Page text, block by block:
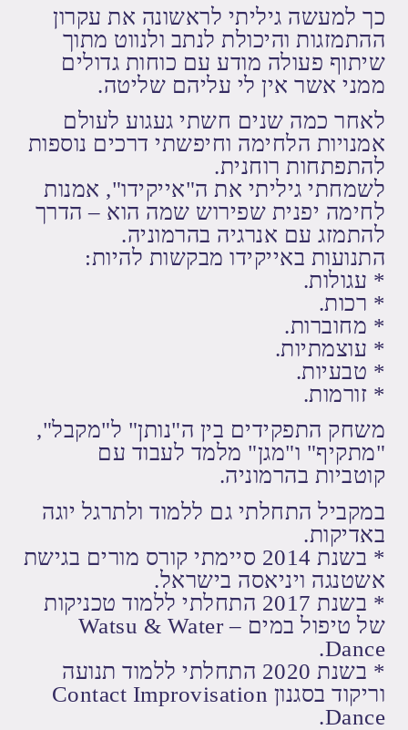
כך למעשה גיליתי לראשונה את עקרון
ההתמזגות והיכולת לנתב ולנווט מתוך
שיתוף פעולה מודע עם כוחות גדולים
ממני אשר אין לי עליהם שליטה.
לאחר כמה שנים חשתי געגוע לעולם
אמנויות הלחימה וחיפשתי דרכים נוספות
להתפתחות רוחנית.
לשמחתי גיליתי את ה"אייקידו", אמנות
לחימה יפנית שפירוש שמה הוא – הדרך
להתמזג עם אנרגיה בהרמוניה.
התנועות באייקידו מבקשות להיות:
* עגולות.
* רכות.
* מחוברות.
* עוצמתיות.
* טבעיות.
* זורמות.
משחק התפקידים בין ה"נותן" ל"מקבל",
"מתקיף" ו"מגן" מלמד לעבוד עם
קוטביות בהרמוניה.
במקביל התחלתי גם ללמוד ולתרגל יוגה
באדיקות.
* בשנת 2014 סיימתי קורס מורים בגישת
אשטנגה ויניאסה בישראל.
* בשנת 2017 התחלתי ללמוד טכניקות
של טיפול במים – Watsu & Water
Dance.
* בשנת 2020 התחלתי ללמוד תנועה
וריקוד בסגנון Contact Improvisation
Dance.